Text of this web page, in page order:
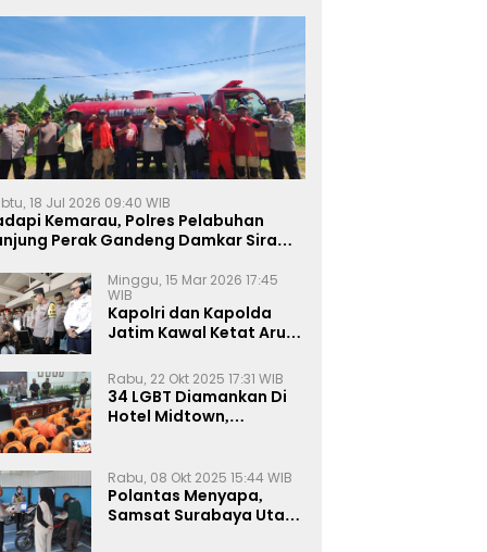
18 Jul 2026 09:40 WIB
Kemarau, Polres Pelabuhan
Perak Gandeng Damkar Siram
Minggu, 15 Mar 2026 17:45
WIB
Kapolri dan Kapolda
Jatim Kawal Ketat Arus
Rabu, 22 Okt 2025 17:31 WIB
34 LGBT Diamankan Di
Hotel Midtown,
Rabu, 08 Okt 2025 15:44 WIB
Polantas Menyapa,
Samsat Surabaya Utara